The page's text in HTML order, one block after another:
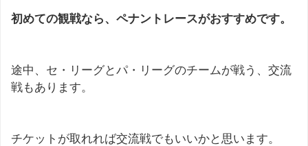
初めての観戦なら、ペナントレースがおすすめです。
途中、セ・リーグとパ・リーグのチームが戦う、交流
戦もあります。
チケットが取れれば交流戦でもいいかと思います。